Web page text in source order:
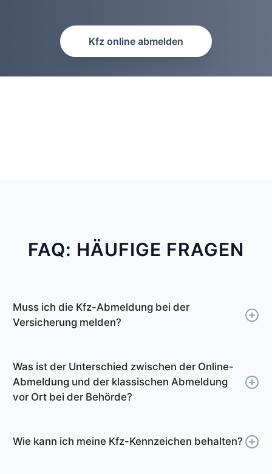
Kfz online abmelden
FAQ: HÄUFIGE FRAGEN
Muss ich die Kfz-Abmeldung bei der
Versicherung melden?
automatisch bei Ihrer Versicherung. Ab diesem
Tag müssen Sie dann auch keine Versicherung
Versicherung schicken.
Was ist der Unterschied zwischen der Online-
Abmeldung und der klassischen Abmeldung
vor Ort bei der Behörde?
Abmeldebescheinigung erhalten Sie in ca. 3
Wie kann ich meine Kfz-Kennzeichen behalten?